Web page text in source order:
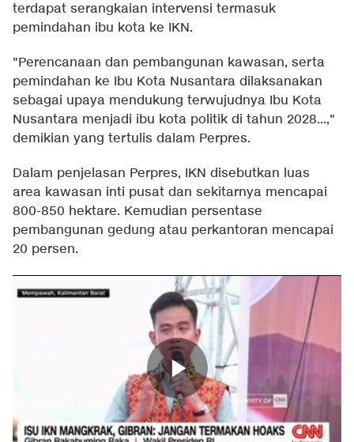
terdapat serangkaian intervensi termasuk
pemindahan ibu kota ke IKN.
"Perencanaan dan pembangunan kawasan, serta
pemindahan ke Ibu Kota Nusantara dilaksanakan
sebagai upaya mendukung terwujudnya Ibu Kota
Nusantara menjadi ibu kota politik di tahun 2028...,"
demikian yang tertulis dalam Perpres.
Dalam penjelasan Perpres, IKN disebutkan luas
area kawasan inti pusat dan sekitarnya mencapai
800-850 hektare. Kemudian persentase
pembangunan gedung atau perkantoran mencapai
20 persen.